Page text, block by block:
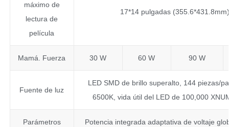
máximo de
lectura de
película
17*14 pulgadas (355.6*431.8mm)
Mamá. Fuerza 30 W 60 W 90 W
Fuente de luz
LED SMD de brillo superalto, 144 piezas/
6500K, vida útil del LED de 100,000
Parámetros
Potencia integrada adaptativa de voltaje